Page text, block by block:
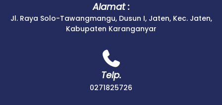
Alamat :
Jl. Raya Solo-Tawangmangu, Dusun I, Jaten, Kec. Jaten,
Kabupaten Karanganyar
Telp.
0271825726